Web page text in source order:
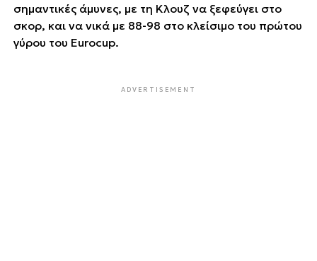
σημαντικές άμυνες, με τη Κλουζ να ξεφεύγει στο
σκορ, και να νικά με 88-98 στο κλείσιμο του πρώτου
γύρου του Eurocup.
ADVERTISEMENT